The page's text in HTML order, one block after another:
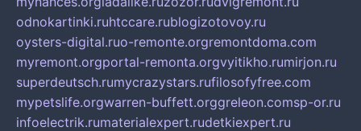
odnokartinki.ruhtccare.rublogizotovoy.ru
oysters-digital.ruo-remonte.orgremontdoma.com
myremont.orgportal-remonta.orgvyitikho.rumirjon.ru
superdeutsch.rumycrazystars.rufilosofyfree.com
mypetslife.orgwarren-buffett.orggreleon.comsp-or.ru
infoelectrik.rumaterialexpert.rudetkiexpert.ru